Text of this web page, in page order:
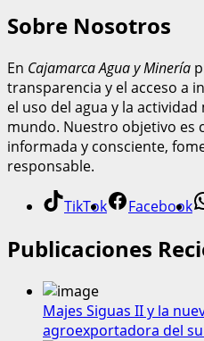
Sobre Nosotros
En Cajamarca Agua y Minería
transparencia y el acceso a
el uso del agua y la
mundo. Nuestro objetivo es
informada y consciente,
responsable.
TikTok Facebook
Publicaciones
Majes Siguas II y la
agroexportadora del